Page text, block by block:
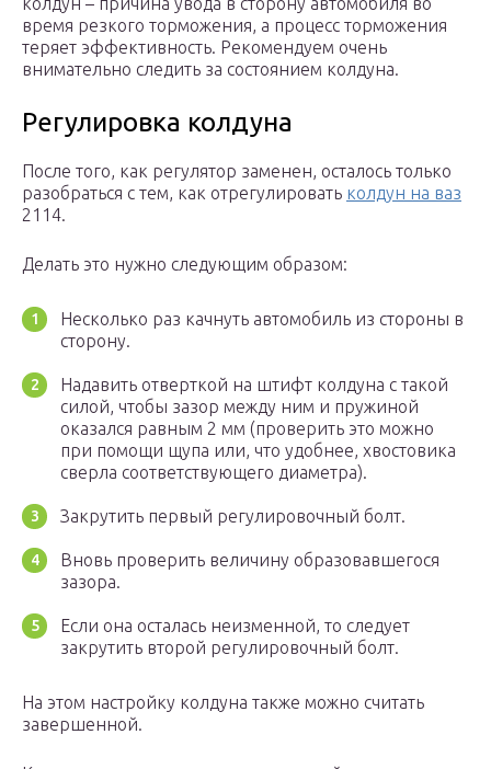
время резкого торможения, а процесс торможения
теряет эффективность. Рекомендуем очень
внимательно следить за состоянием колдуна.
Регулировка колдуна
После того, как регулятор заменен, осталось только
разобраться с тем, как отрегулировать колдун на ваз
2114.
Делать это нужно следующим образом:
Несколько раз качнуть автомобиль из стороны в
сторону.
Надавить отверткой на штифт колдуна с такой
силой, чтобы зазор между ним и пружиной
оказался равным 2 мм (проверить это можно
при помощи щупа или, что удобнее, хвостовика
сверла соответствующего диаметра).
Закрутить первый регулировочный болт.
Вновь проверить величину образовавшегося
зазора.
Если она осталась неизменной, то следует
закрутить второй регулировочный болт.
На этом настройку колдуна также можно считать
завершенной.